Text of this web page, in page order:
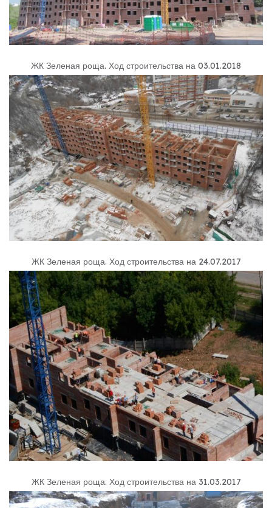
ЖК Зеленая роща. Ход строительства на 03.01.2018
ЖК Зеленая роща. Ход строительства на 24.07.2017
ЖК Зеленая роща. Ход строительства на 31.03.2017